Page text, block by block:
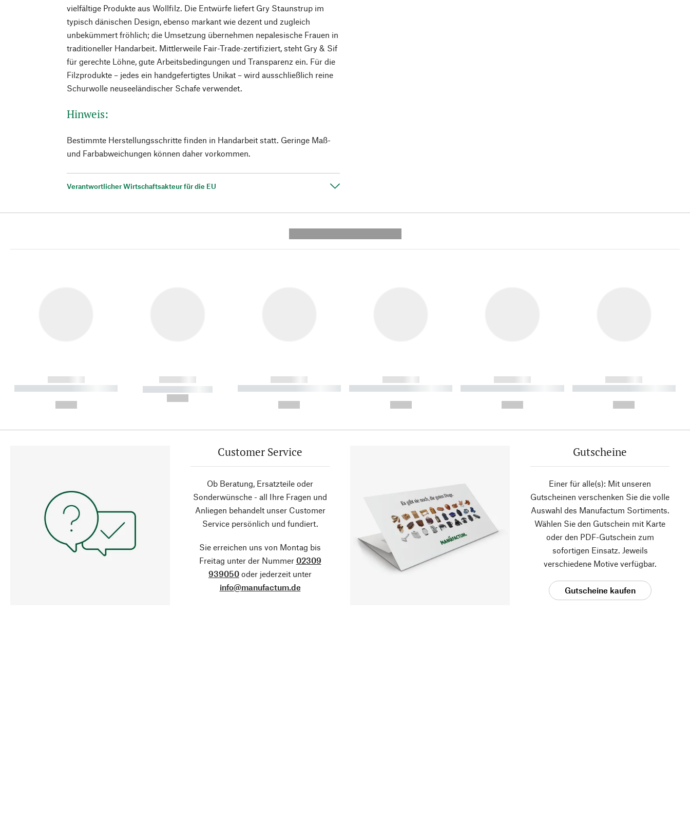
vielfältige Produkte aus Wollfilz. Die Entwürfe liefert Gry Staunstrup im
typisch dänischen Design, ebenso markant wie dezent und zugleich
unbekümmert fröhlich; die Umsetzung übernehmen nepalesische Frauen in
traditioneller Handarbeit. Mittlerweile Fair-Trade-zertifiziert, steht Gry & Sif
für gerechte Löhne, gute Arbeitsbedingungen und Transparenz ein. Für die
Filzprodukte – jedes ein handgefertigtes Unikat – wird ausschließlich reine
Schurwolle neuseeländischer Schafe verwendet.
Hinweis:
Bestimmte Herstellungsschritte finden in Handarbeit statt. Geringe Maß-
und Farbabweichungen können daher vorkommen.
Verantwortlicher Wirtschaftsakteur für die EU
------------
----------- ----------- ----------
------------
----------- -----------
------------
----------- ----------- ----------
------------
----------- ----------- ----------
------------
----------- ----------- ----------
------------
----------- ----------- ----------
Customer Service
Ob Beratung, Ersatzteile oder
Sonderwünsche - all Ihre Fragen und
Anliegen behandelt unser Customer
Service persönlich und fundiert.
Sie erreichen uns von Montag bis
Freitag unter der Nummer 02309
939050 oder jederzeit unter
info@manufactum.de
Gutscheine
Einer für alle(s): Mit unseren
Gutscheinen verschenken Sie die volle
Auswahl des Manufactum Sortiments.
Wählen Sie den Gutschein mit Karte
oder den PDF-Gutschein zum
sofortigen Einsatz. Jeweils
verschiedene Motive verfügbar.
Gutscheine kaufen